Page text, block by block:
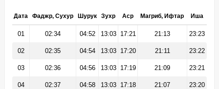
Дата Фаджр, Сухур Шурук Зухр Аср Магриб, Ифтар Иша
01 02:34 04:52 13:03 17:21 21:13 23:23
02 02:35 04:54 13:03 17:20 21:11 23:22
03 02:36 04:56 13:03 17:19 21:09 23:21
04 02:37 04:58 13:03 17:18 21:07 23:20